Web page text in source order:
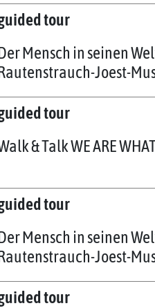
tour
Mensch in seinen
Joest-
tour
& Talk WE ARE
tour
Mensch in seinen
Joest-
tour